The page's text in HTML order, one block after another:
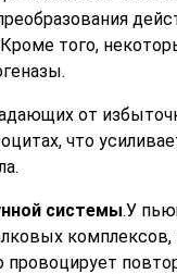
того,
от
что
системы.У